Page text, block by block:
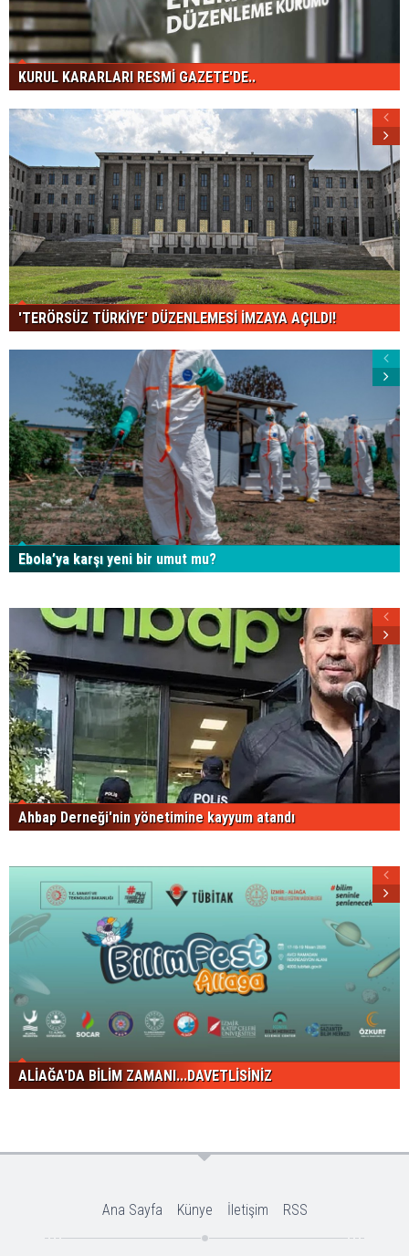
KURUL KARARLARI RESMİ GAZETE'DE..
'TERÖRSÜZ TÜRKİYE' DÜZENLEMESİ İMZAYA AÇILDI!
Ebola’ya karşı yeni bir umut mu?
Ahbap Derneği'nin yönetimine kayyum atandı
ALİAĞA'DA BİLİM ZAMANI...DAVETLİSİNİZ
Ana Sayfa Künye İletişim RSS